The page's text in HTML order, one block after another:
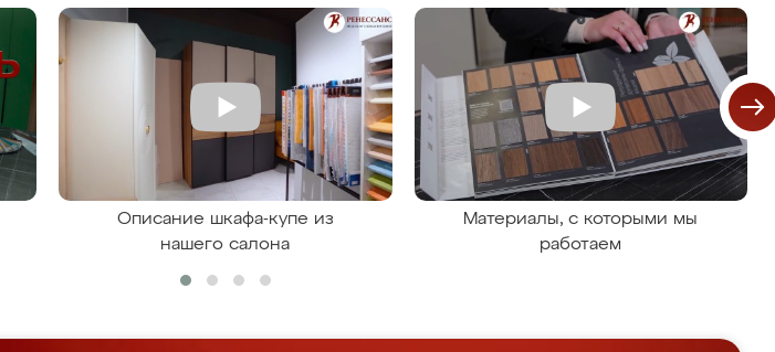
Описание шкафа-купе из
нашего салона
Материалы, с которыми мы
работаем